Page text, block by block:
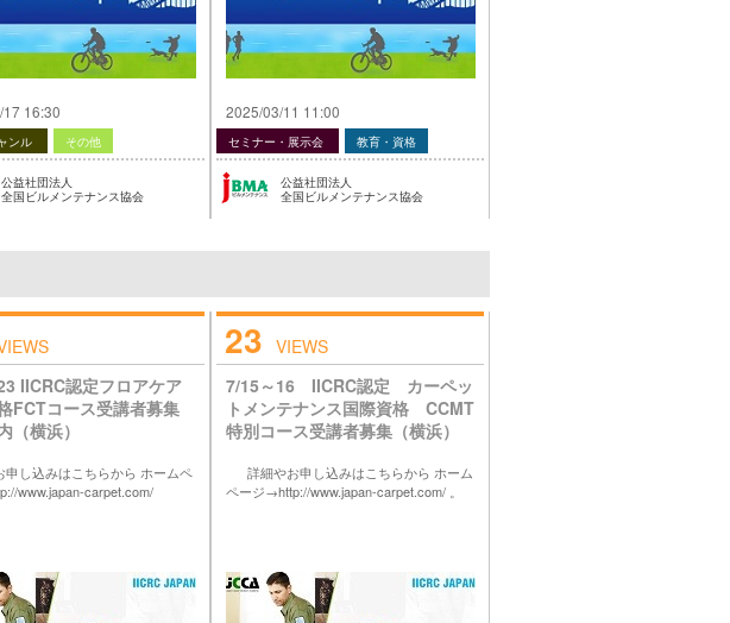
16:30
ンル その他
公益社団法人
全国ビルメンテナンス協会
2025/03/11 11:00
セミナー・展示会 教育・資格
公益社団法人
全国ビルメンテナンス協会
IICRC認定フロアケア
FCTコース受講者募集
（横浜）
申し込みはこちらから ホームペ
www.japan-carpet.com/
23 VIEWS
7/15～16 IICRC認定 カーペッ
トメンテナンス国際資格 CCMT
特別コース受講者募集（横浜）
詳細やお申し込みはこちらから ホーム
ページ→http://www.japan-carpet.com/ 。